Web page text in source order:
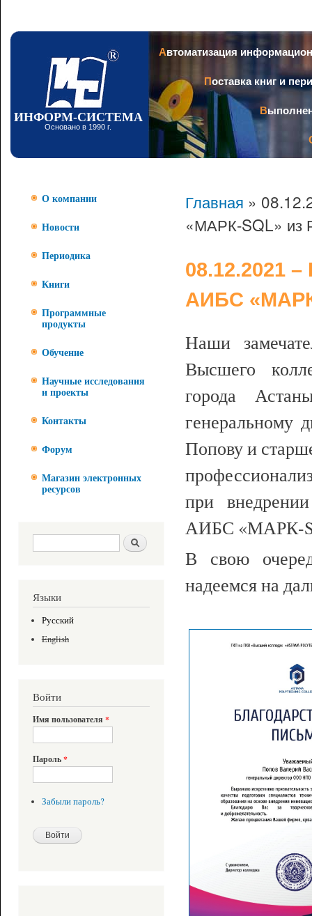
ИНФОРМ-СИСТЕМА
Основано в 1990 г.
Автоматизация
Поставка книг и
О компании
Новости
Периодика
Книги
Программные
продукты
Обучение
Научные исследования
и проекты
Контакты
Форум
Магазин электронных
ресурсов
Форма поиска Поиск
Языки
Русский
English
Войти
Имя пользователя *
Пароль*
Забыли пароль?
Главная »
«МАРК-SQL» из
08.12.2021
АИБС
Наши
Высшего
города
Попову и
при
АИБС «МАРК-
В свою
надеемся на